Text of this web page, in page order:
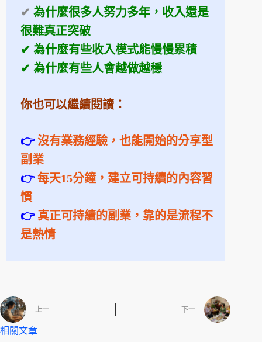
✔ 為什麼很多人努力多年，收入還是
很難真正突破
✔ 為什麼有些收入模式能慢慢累積
✔ 為什麼有些人會越做越穩
你也可以繼續閱讀：
👉沒有業務經驗，也能開始的分享型
副業
👉每天15分鐘，建立可持續的內容習
慣
👉 真正可持續的副業，靠的是流程不
是熱情
上一 下一
相關文章